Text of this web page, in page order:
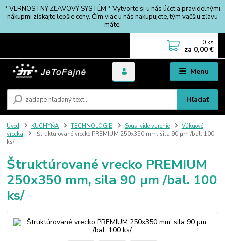
* VERNOSTNÝ ZĽAVOVÝ SYSTÉM * Vytvorte si u nás účet a pravidelnými
nákupmi získajte lepšie ceny. Čím viac u nás nakupujete, tým väčšiu zľavu
máte.
Menu
Hľadať
0 ks
za 0,00 €
Úvod KUCHYŇA TECHNOLÓGIE Sous-vide varenie
Vákuové
vrecká
Štruktúrované vrecko PREMIUM 250x350 mm, sila 90 µm /bal. 100
ks/
Štruktúrované vrecko PREMIUM
250x350 mm, sila 90 µm /bal. 100
ks/